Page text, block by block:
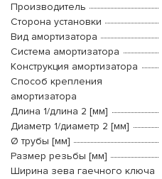
Производитель
Сторона установки
Вид амортизатора
Система амортизатора
Конструкция амортизатора
Способ крепления
амортизатора
Длина 1/длина 2 [мм]
Диаметр 1/диаметр 2 [мм]
Ø трубы [мм]
Размер резьбы [мм]
Ширина зева гаечного ключа